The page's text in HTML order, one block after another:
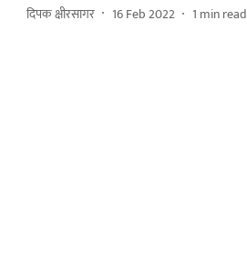
दिपक क्षीरसागर 16 Feb 2022 1 min read